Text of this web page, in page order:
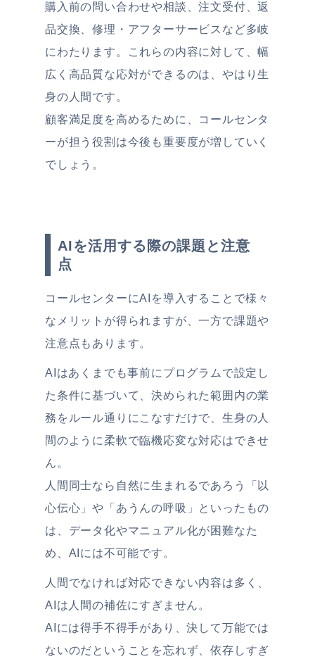
購入前の問い合わせや相談、注文受付、返
品交換、修理・アフターサービスなど多岐
にわたります。これらの内容に対して、幅
広く高品質な応対ができるのは、やはり生
身の人間です。
顧客満足度を高めるために、コールセンタ
ーが担う役割は今後も重要度が増していく
でしょう。
AIを活用する際の課題と注意
点
コールセンターにAIを導入することで様々
なメリットが得られますが、一方で課題や
注意点もあります。
AIはあくまでも事前にプログラムで設定し
た条件に基づいて、決められた範囲内の業
務をルール通りにこなすだけで、生身の人
間のように柔軟で臨機応変な対応はできせ
ん。
人間同士なら自然に生まれるであろう「以
心伝心」や「あうんの呼吸」といったもの
は、データ化やマニュアル化が困難なた
め、AIには不可能です。
人間でなければ対応できない内容は多く、
AIは人間の補佐にすぎません。
AIには得手不得手があり、決して万能では
ないのだということを忘れず、依存しすぎ